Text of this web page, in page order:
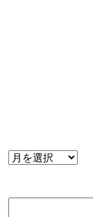
Archive